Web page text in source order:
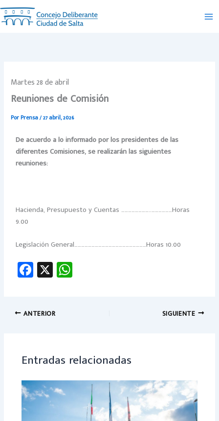
Ir
al
contenido
Martes 28 de abril
Reuniones de Comisión
PorPrensa/27 abril, 2026
De acuerdo a lo informado por los presidentes de las
diferentes Comisiones, se realizarán las siguientes
reuniones:
Hacienda, Presupuesto y Cuentas ……………………..………………Horas
9.00
Legislación General………………………………………………………Horas 10.00
Fa
ce
o
X
ANTERIOR SIGUIENTE
Entradas relacionadas